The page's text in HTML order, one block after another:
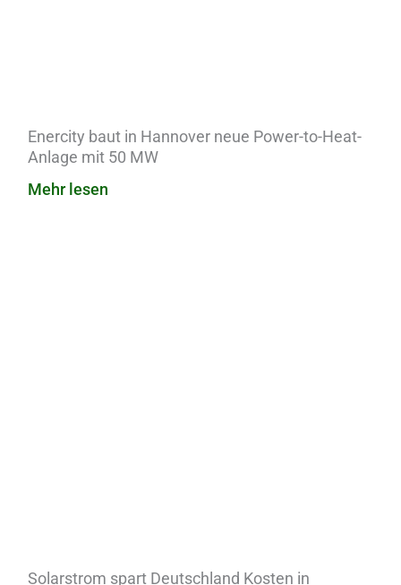
Enercity baut in Hannover neue Power-to-Heat-
Anlage mit 50 MW
Mehr lesen
Solarstrom spart Deutschland Kosten in